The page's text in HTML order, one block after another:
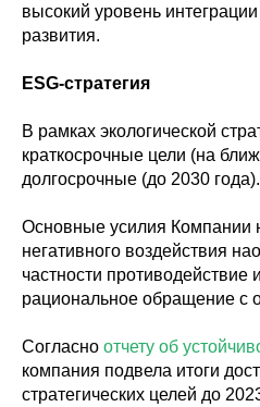
высокий уровень
развития.
ESG-стратегия
В рамках экологической
краткосрочные цели (на
долгосрочные (до 2030 года).
Основные усилия Компании
негативного воздействия
частности
рациональное обращение с
Согласно отчету об
компания подвела итоги
стратегических целей до